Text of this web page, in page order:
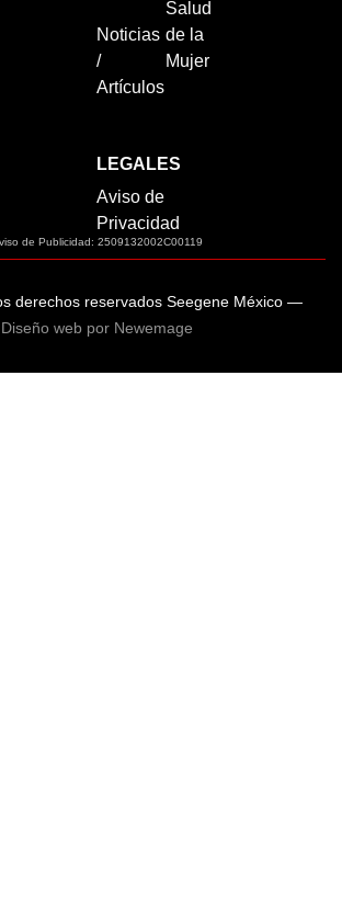
Noticias
/
Artículos
LEGALES
Aviso de
Privacidad
Salud
de la
Mujer
de Publicidad: 2509132002C00119
derechos reservados Seegene México —
Diseño web por Newemage